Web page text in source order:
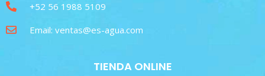
+52 56 1988 5109
Email: ventas@es-agua.com
TIENDA ONLINE